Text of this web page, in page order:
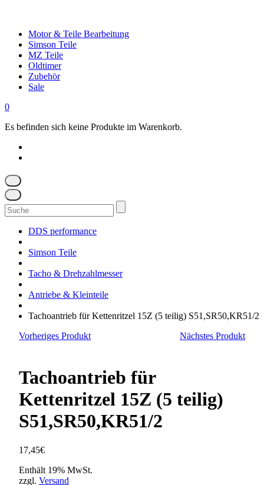
Motor & Teile Bearbeitung
Simson Teile
MZ Teile
Oldtimer
Zubehör
Sale
0
Es befinden sich keine Produkte im Warenkorb.
Suchen
nach:
DDS performance
Simson Teile
Tacho & Drehzahlmesser
Antriebe & Kleinteile
Tachoantrieb für Kettenritzel 15Z (5 teilig) S51,SR50,KR51/2
Vorheriges Produkt
Nächstes Produkt
Tachoantrieb für
Kettenritzel 15Z (5 teilig)
S51,SR50,KR51/2
17,45€
Enthält 19% MwSt.
zzgl. Versand